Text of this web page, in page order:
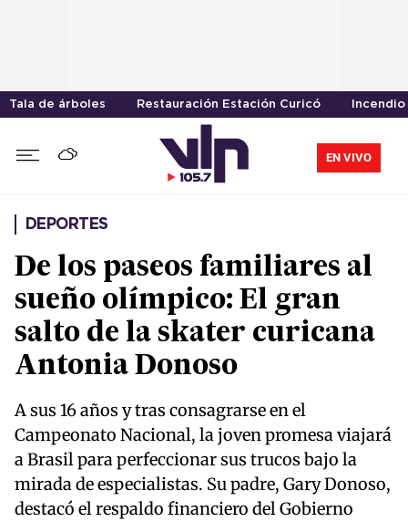
Tala de árboles Restauración Estación Curicó
EN VIVO
DEPORTES
De los paseos familiares al
sueño olímpico: El gran
salto de la skater curicana
Antonia Donoso
A sus 16 años y tras consagrarse en el
Campeonato Nacional, la joven promesa viajará
a Brasil para perfeccionar sus trucos bajo la
mirada de especialistas. Su padre, Gary Donoso,
destacó el respaldo financiero del Gobierno